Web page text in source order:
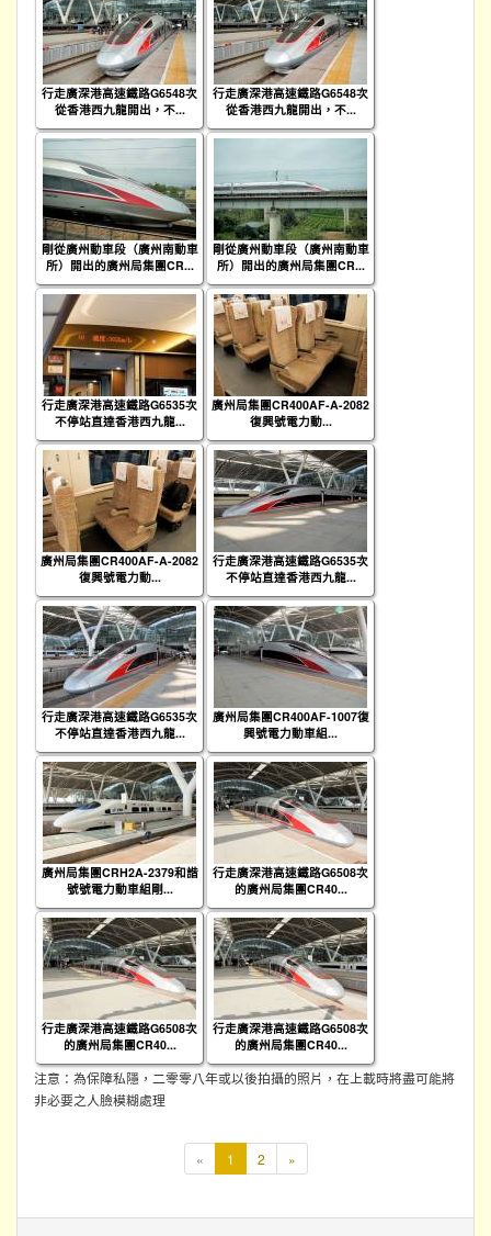
行走廣深港高速鐵路G6548次
從香港西九龍開出，不...
行走廣深港高速鐵路G6548次
從香港西九龍開出，不...
剛從廣州動車段（廣州南動車
所）開出的廣州局集團CR...
剛從廣州動車段（廣州南動車
所）開出的廣州局集團CR...
行走廣深港高速鐵路G6535次
不停站直達香港西九龍...
廣州局集團CR400AF-A-2082
復興號電力動...
廣州局集團CR400AF-A-2082
復興號電力動...
行走廣深港高速鐵路G6535次
不停站直達香港西九龍...
行走廣深港高速鐵路G6535次
不停站直達香港西九龍...
廣州局集團CR400AF-1007復
興號電力動車組...
廣州局集團CRH2A-2379和諧
號號電力動車組剛...
行走廣深港高速鐵路G6508次
的廣州局集團CR40...
行走廣深港高速鐵路G6508次
的廣州局集團CR40...
行走廣深港高速鐵路G6508次
的廣州局集團CR40...
注意：為保障私隱，二零零八年或以後拍攝的照片，在上載時將盡可能將
非必要之人臉模糊處理
« 1
頁
2 »